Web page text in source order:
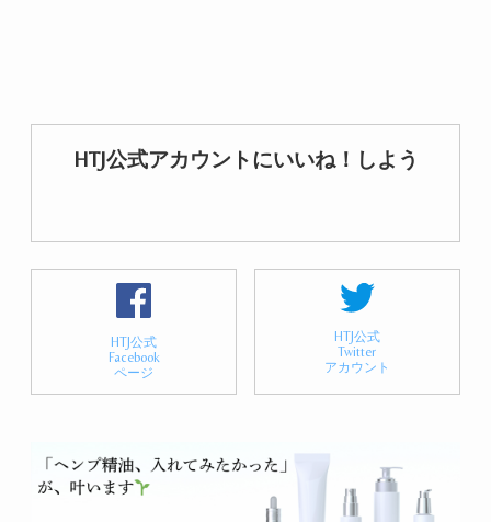
HTJ公式アカウントにいいね！しよう
HTJ公式
Facebook
ページ
HTJ公式
Twitter
アカウント